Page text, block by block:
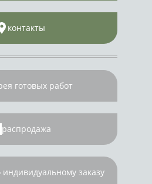
контакты
готовых работ
распродажа
заказу